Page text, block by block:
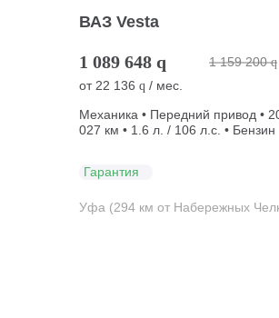
ВАЗ Vesta
1 089 648 q 1 159 200 q
от 22 136 q / мес.
Механика • Передний привод •
027 км • 1.6 л. / 106 л.с. • Бензин
Гарантия
Уфа (294 км от Набережных